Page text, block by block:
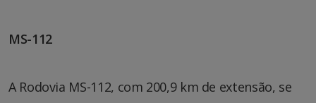
MS-112
A Rodovia MS-112, com 200,9 km de extensão, se